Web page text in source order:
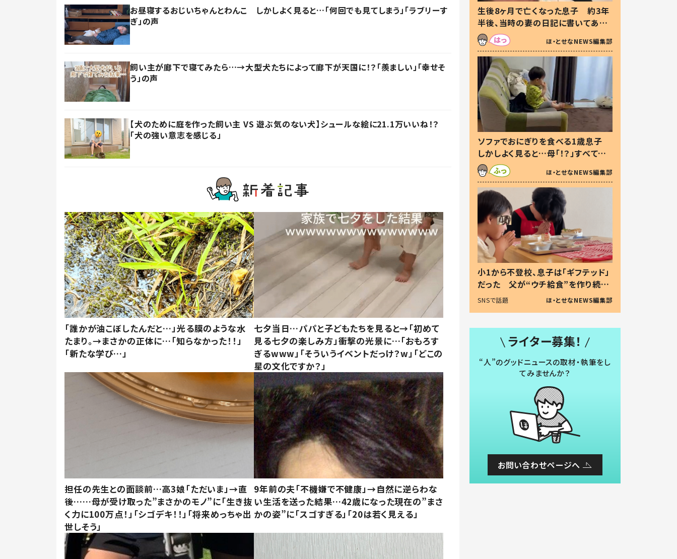
お昼寝するおじいちゃんとわんこ しかしよく見ると…「何回でも見てしまう」「ラブリーす
ぎ」の声
飼い主が廊下で寝てみたら…→大型犬たちによって廊下が天国に！？「羨ましい」「幸せそ
う」の声
【犬のために庭を作った飼い主 VS 遊ぶ気のない犬】シュールな絵に21.1万いいね！？
「犬の強い意志を感じる」
「誰かが油こぼしたんだと…」光る膜のような水
たまり。→まさかの正体に…「知らなかった！！」
「新たな学び…」
七夕当日…パパと子どもたちを見ると→「初めて
見る七夕の楽しみ方」衝撃の光景に…「おもろす
ぎるwww」「そういうイベントだっけ？w」「どこの
星の文化ですか？」
担任の先生との面談前…高3娘「ただいま」→直
後……母が受け取った”まさかのモノ”に「生き抜
く力に100万点！」「シゴデキ！！」「将来めっちゃ出
世しそう」
9年前の夫「不機嫌で不健康」→自然に逆らわな
い生活を送った結果…42歳になった現在の”まさ
かの姿”に「スゴすぎる」「20は若く見える」
生後8ヶ月で亡くなった息子 約3年
半後、当時の妻の日記に書いてあっ
た本音とは
ほ・とせなNEWS編集部
ソファでおにぎりを食べる1歳息子
しかしよく見ると…母「！？」すべてを
察した母の投稿に「可愛いから許
す！」「現行犯〜」
ほ・とせなNEWS編集部
小1から不登校、息子は「ギフテッド」
だった 父が“ウチ給食”を作り続け
る理由とは #令和の親 #令和の子
SNSで話題 ほ・とせなNEWS編集部
ライター募集！
“人”のグッドニュースの取材・執筆をし
てみませんか？
お問い合わせページへ